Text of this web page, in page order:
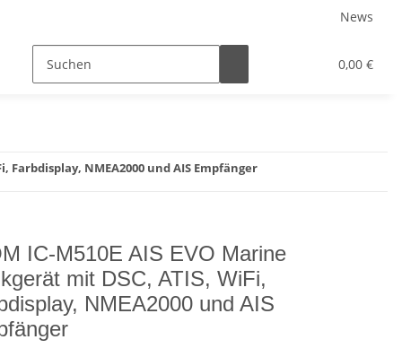
News
0,00 €
Farbdisplay, NMEA2000 und AIS Empfänger
IC-M510E AIS EVO Marine
mit DSC, ATIS, WiFi,
NMEA2000 und AIS